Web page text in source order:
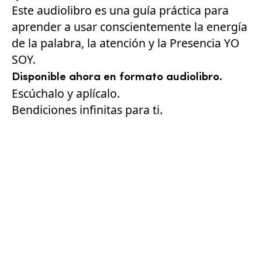
Este audiolibro es una guía práctica para
aprender a usar conscientemente la energía
de la palabra, la atención y la Presencia YO
SOY.
Disponible ahora en formato audiolibro.
Escúchalo y aplícalo.
Bendiciones infinitas para ti.